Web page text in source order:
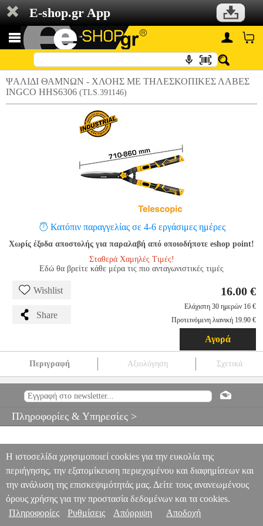
E-shop.gr App
ΨΑΛΙΔΙ ΘΑΜΝΩΝ - ΧΛΟΗΣ ΜΕ ΤΗΛΕΣΚΟΠΙΚΕΣ ΛΑΒΕΣ
INGCO HHS6306 (TLS.391146)
Κατόπιν παραγγελίας σε 4-6 εργάσιμες ημέρες
Χωρίς έξοδα αποστολής για παραλαβή από οποιοδήποτε eshop point!
Σταθερά Χαμηλές Τιμές!
Εδώ θα βρείτε κάθε μέρα τις πιο ανταγωνιστικές τιμές
Wishlist
Share
16.00 €
Ελάχιστη 30 ημερών 16 €
Προτεινόμενη λιανική 19.90 €
Αγορά
Περιγραφή Αξιολόγηση Σχετικά
INGCO HHS6306 TLS.391146 INGCO
INGCO
ΤΗΛΕΣΚΟΠΙΚΕΣ ΛΑΒΕΣ INGCO HHS6306
Πληροφορίες & Υπηρεσίες >
Η ιστοσελίδα χρησιμοποιεί cookies για την ευκολία της
περιήγησης, την εξατομίκευση περιεχομένου και διαφημίσεων και
την ανάλυση της επισκεψιμότητάς μας. Δείτε τους ανανεωμένους
όρους χρήσης για την προστασία δεδομένων και τα cookies.
Πληροφορίες
Ρυθμίσεις Απόρριψη Αποδοχή